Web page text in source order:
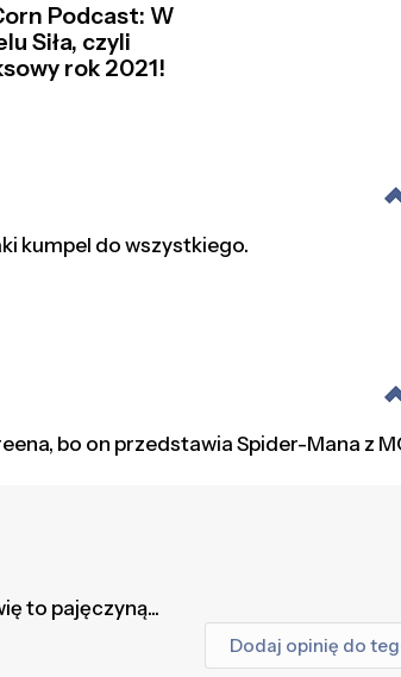
Podcast: W
Siła, czyli
rok 2021!
kumpel do wszystkiego.
bo on przedstawia Spider-Mana z
to pajęczyną...
Dodaj opinię do